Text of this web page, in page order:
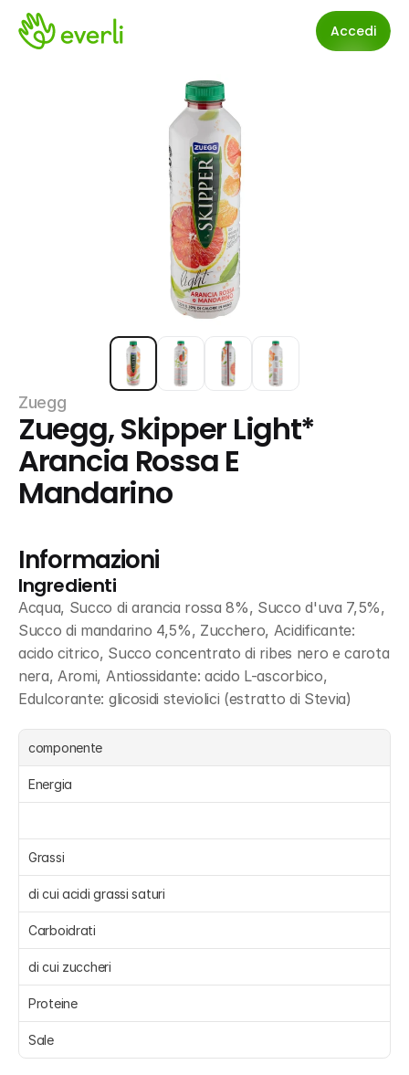
Accedi
Zuegg
Zuegg, Skipper Light*
Arancia Rossa E
Mandarino
Informazioni
Ingredienti
Acqua, Succo di arancia rossa 8%, Succo d'uva 7,5%,
Succo di mandarino 4,5%, Zucchero, Acidificante:
acido citrico, Succo concentrato di ribes nero e carota
nera, Aromi, Antiossidante: acido L-ascorbico,
Edulcorante: glicosidi steviolici (estratto di Stevia)
componente
Energia
Grassi
di cui acidi grassi saturi
Carboidrati
di cui zuccheri
Proteine
Sale